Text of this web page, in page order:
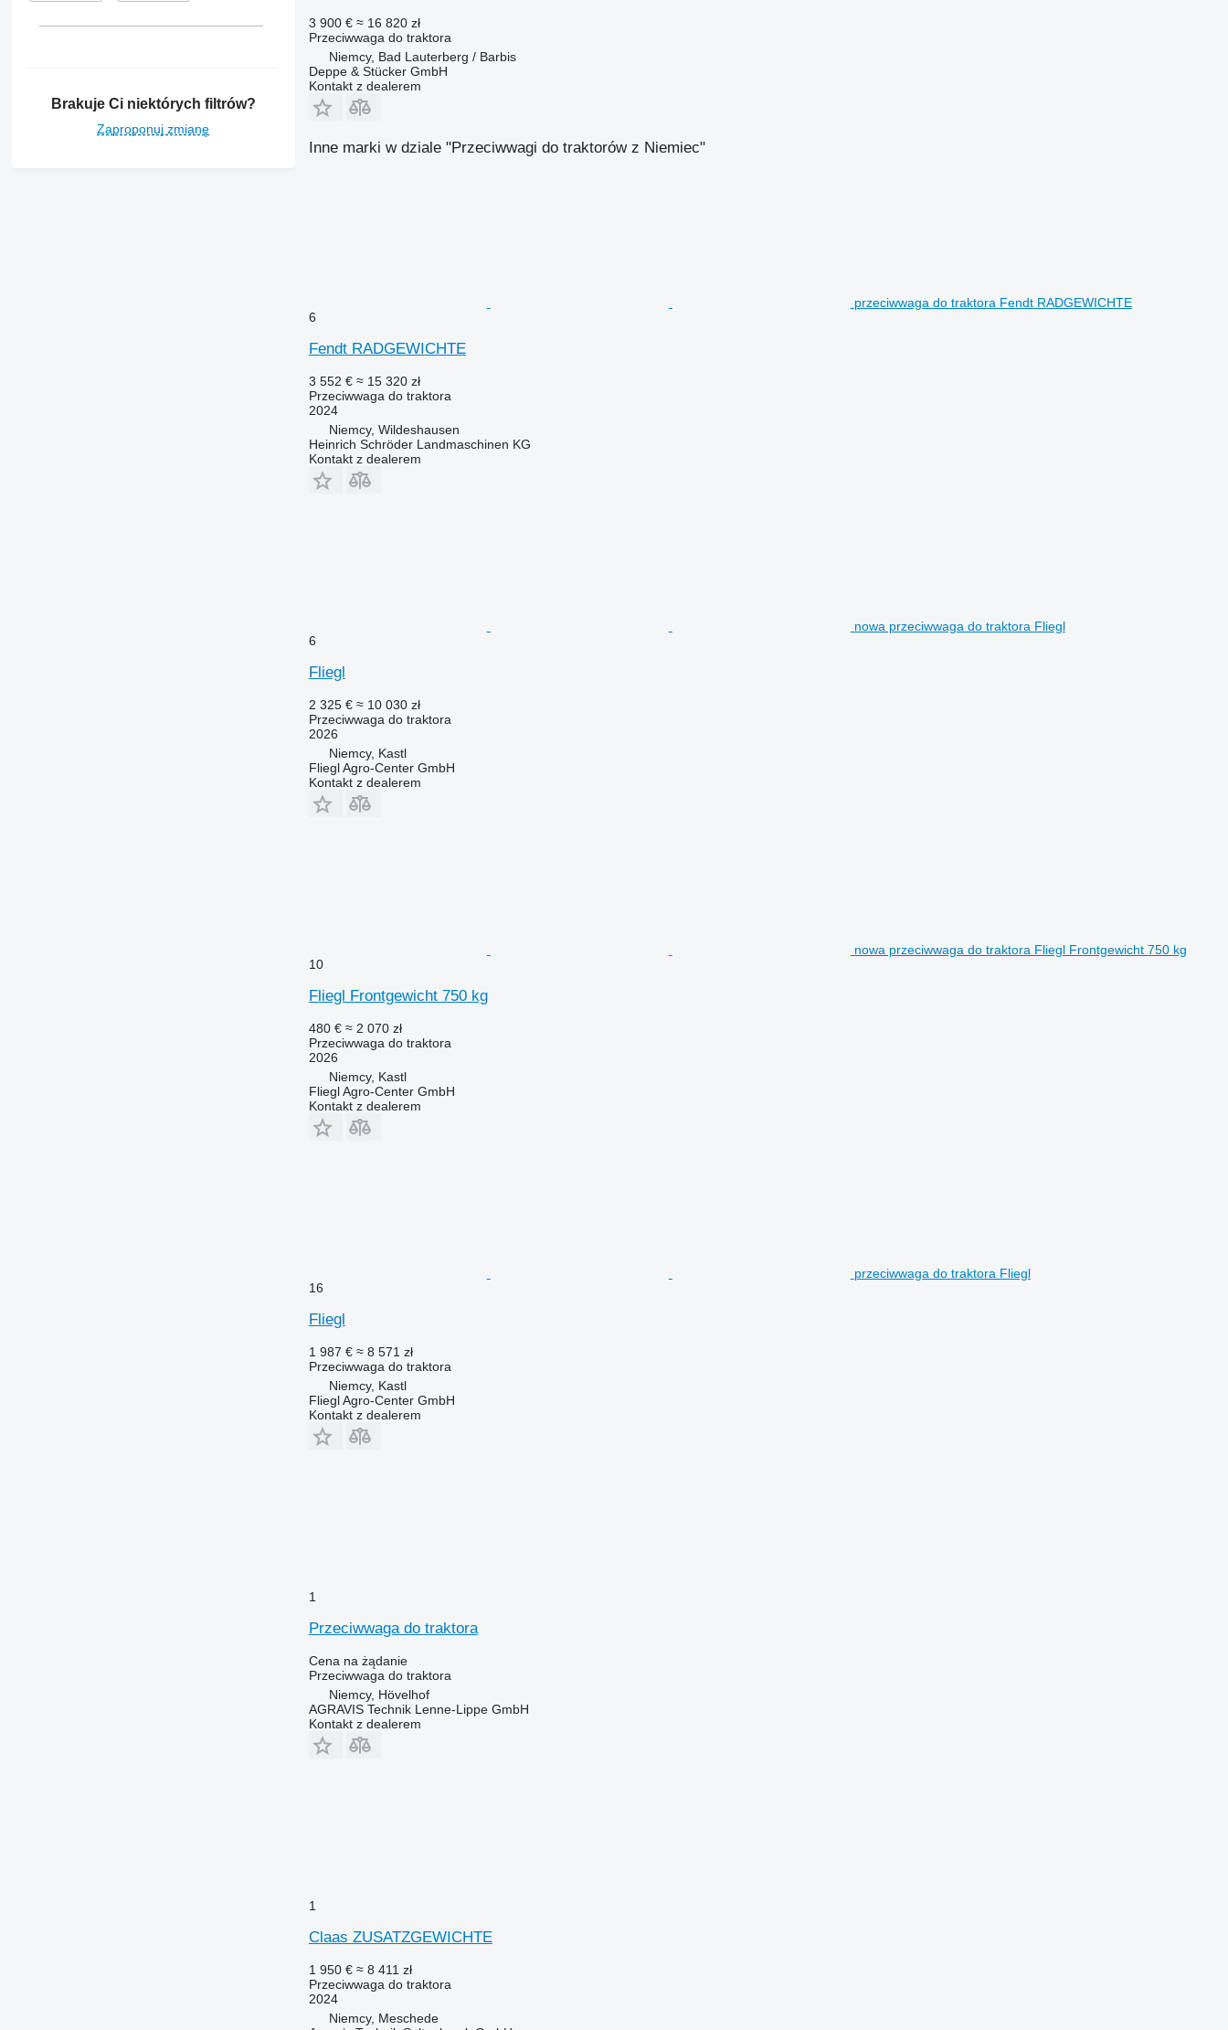
Brakuje Ci niektórych filtrów?
Zaproponuj zmianę
3 900 € ≈ 16 820 zł
Przeciwwaga do traktora
Niemcy, Bad Lauterberg / Barbis
Deppe & Stücker GmbH
Kontakt z dealerem
Inne marki w dziale "Przeciwwagi do traktorów z Niemiec"
przeciwwaga do traktora Fendt RADGEWICHTE
6
Fendt RADGEWICHTE
3 552 € ≈ 15 320 zł
Przeciwwaga do traktora
2024
Niemcy, Wildeshausen
Heinrich Schröder Landmaschinen KG
Kontakt z dealerem
nowa przeciwwaga do traktora Fliegl
6
Fliegl
2 325 € ≈ 10 030 zł
Przeciwwaga do traktora
2026
Niemcy, Kastl
Fliegl Agro-Center GmbH
Kontakt z dealerem
nowa przeciwwaga do traktora Fliegl Frontgewicht 750 kg
10
Fliegl Frontgewicht 750 kg
480 € ≈ 2 070 zł
Przeciwwaga do traktora
2026
Niemcy, Kastl
Fliegl Agro-Center GmbH
Kontakt z dealerem
przeciwwaga do traktora Fliegl
16
Fliegl
1 987 € ≈ 8 571 zł
Przeciwwaga do traktora
Niemcy, Kastl
Fliegl Agro-Center GmbH
Kontakt z dealerem
1
Przeciwwaga do traktora
Cena na żądanie
Przeciwwaga do traktora
Niemcy, Hövelhof
AGRAVIS Technik Lenne-Lippe GmbH
Kontakt z dealerem
1
Claas ZUSATZGEWICHTE
1 950 € ≈ 8 411 zł
Przeciwwaga do traktora
2024
Niemcy, Meschede